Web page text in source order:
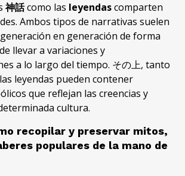
神話como las leyendascomparten
. Ambos tipos de narrativas suelen
en generación de forma
llevar a variaciones y
a lo largo del tiempo. その上, tanto
leyendas pueden contener
que reflejan las creencias y
cultura.
recopilar y preservar mitos,
populares de la mano de